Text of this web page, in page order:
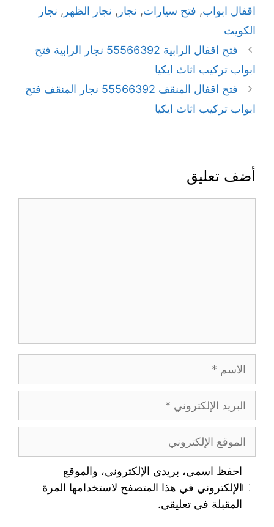
اقفال ابواب, فتح سيارات, نجار , نجار الظهر , نجار
الكويت
فتح اقفال الرابية 55566392 نجار الرابية فتح
ابواب تركيب اثاث ايكيا
فتح اقفال المنقف 55566392 نجار المنقف فتح
ابواب تركيب اثاث ايكيا
أضف تعليق
احفظ اسمي، بريدي الإلكتروني، والموقع
الإلكتروني في هذا المتصفح لاستخدامها المرة
المقبلة في تعليقي.